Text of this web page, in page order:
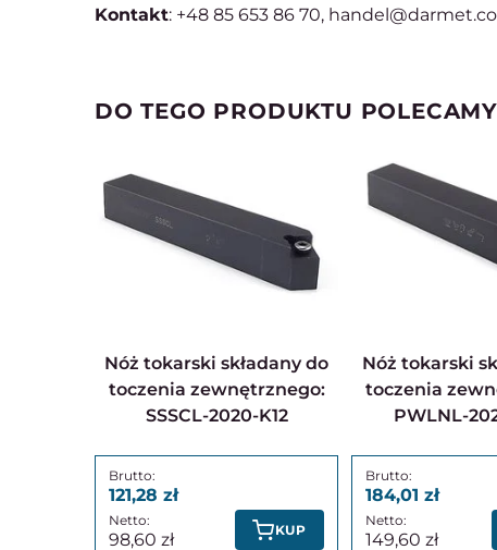
Kontakt: +48 85 653 86 70,
DO TEGO PRODUKTU POLECAMY
Nóż tokarski składany do
toczenia zewnętrznego:
SSSCL-2020-K12
121,28
98,60 KUP
Nóż tokarski składany do
toczenia
PWLNL-
184,01
149,60